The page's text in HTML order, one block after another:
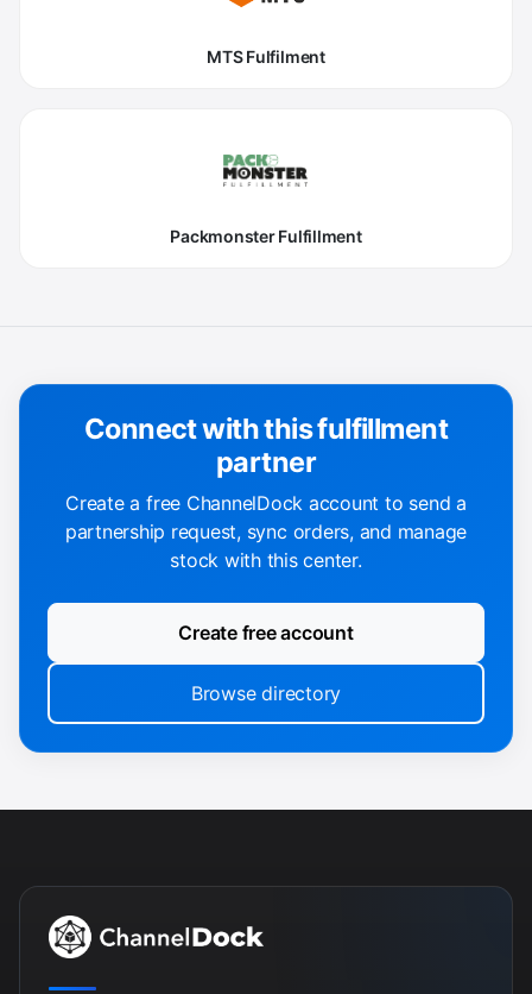
MTS Fulfilment
Packmonster Fulfillment
Connect with this fulfillment
partner
Create a free ChannelDock account to send a
partnership request, sync orders, and manage
stock with this center.
Create free account
Browse directory